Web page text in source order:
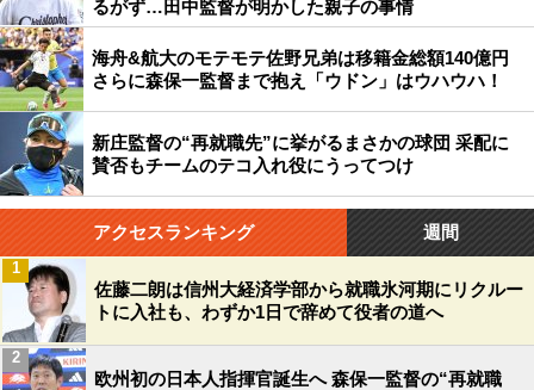
るがず…田中監督が明かした親子の事情
海舟&航大のモテモテ佐野兄弟は移籍金総額140億円
さらに森保一監督まで抱え「ウドン」はウハウハ！
新庄監督の“再就職先”に挙がるまさかの球団 采配に
賛否もチームのテコ入れ役にうってつけ
アクセスランキング 週間
佐藤二朗は信州大経済学部から就職氷河期にリクルー
トに入社も、わずか1日で辞めて役者の道へ
1
欧州初の日本人指揮官誕生へ 森保一監督の“再就職
2